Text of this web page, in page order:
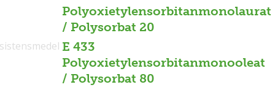
Polyoxietylensorbitanmonolaurat
/ Polysorbat 20
E 433
Polyoxietylensorbitanmonooleat
/ Polysorbat 80